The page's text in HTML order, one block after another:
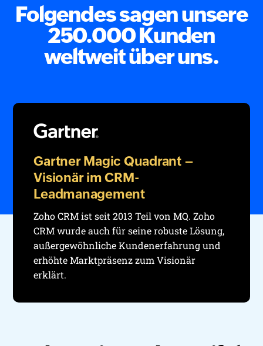
Folgendes sagen unsere
250.000 Kunden
weltweit über uns.
Gartner Magic Quadrant –
Visionär im CRM-
Leadmanagement
Zoho CRM ist seit 2013 Teil von MQ. Zoho
CRM wurde auch für seine robuste Lösung,
außergewöhnliche Kundenerfahrung und
erhöhte Marktpräsenz zum Visionär
erklärt.